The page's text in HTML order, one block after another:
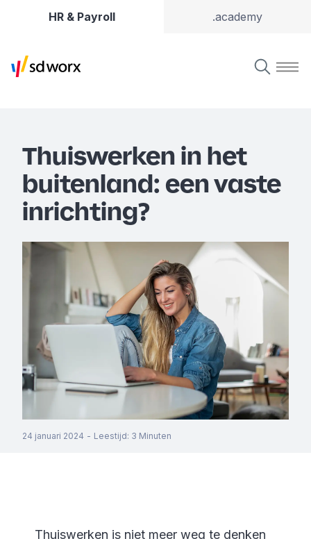
HR & Payroll .academy
Thuiswerken in het
buitenland: een vaste
inrichting?
24 januari 2024 - Leestijd: 3 Minuten
Thuiswerken is niet meer weg te denken